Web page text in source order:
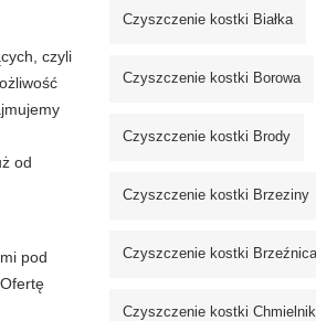
czyli
od
pod
Czyszczenie kostki Białka
Czyszczenie kostki Borowa
Czyszczenie kostki Brody
Czyszczenie kostki Brzeziny
Czyszczenie kostki Brzeźnica
Czyszczenie kostki Chmielnik